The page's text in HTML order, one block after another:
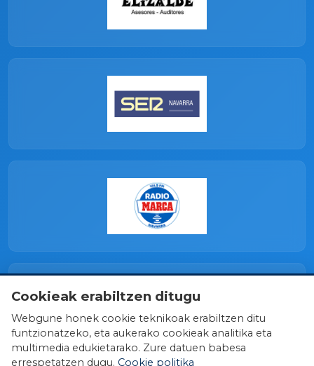
Cookieak erabiltzen ditugu
Webgune honek cookie teknikoak erabiltzen ditu
funtzionatzeko, eta aukerako cookieak analitika eta
multimedia edukietarako. Zure datuen babesa
errespetatzen dugu. Cookie politika